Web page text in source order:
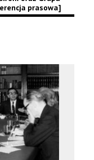
prasowa]